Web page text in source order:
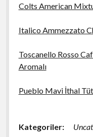
Colts American
Italico Ammezzato
Toscanello Rosso
Aromalı
Pueblo Mavi İthal
Kategoriler: